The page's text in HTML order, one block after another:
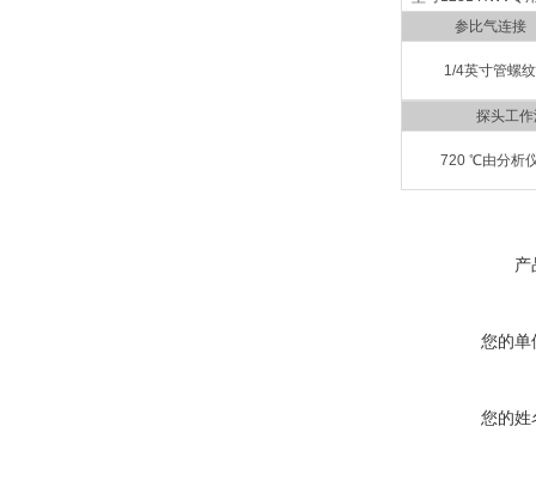
参比气连接
1/4英寸管螺纹
探头工
720 ℃由分析
产
您的单
您的姓